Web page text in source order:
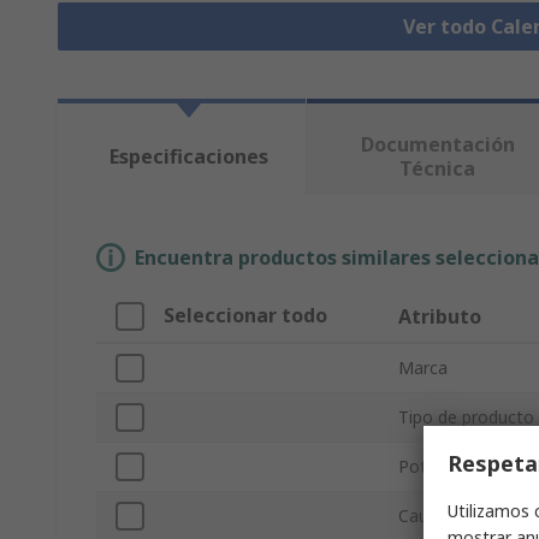
Ver todo
Especificaciones
Documentación
Técnica
Encuentra productos similares
Seleccionar todo Atributo
Marca
Tipo de producto
Potencia de
Caudal de aire
Utilizamos